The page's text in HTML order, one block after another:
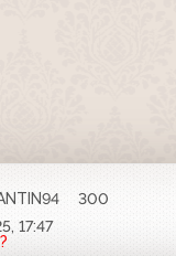
300
17:47